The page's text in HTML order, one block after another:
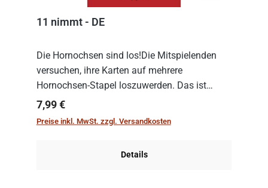
11 nimmt - DE
Die Hornochsen sind los!Die Mitspielenden
versuchen, ihre Karten auf mehrere
Hornochsen-Stapel loszuwerden. Das ist
kniffliger als gedacht, denn die Differenz
zwischen ausgespielter Karte und der
Regulärer Preis:
7,99 €
Preise inkl. MwSt. zzgl. Versandkosten
Details